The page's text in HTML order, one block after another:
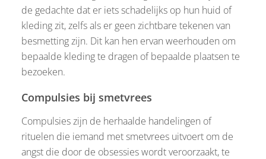
de gedachte dat er iets schadelijks op hun huid of
kleding zit, zelfs als er geen zichtbare tekenen van
besmetting zijn. Dit kan hen ervan weerhouden om
bepaalde kleding te dragen of bepaalde plaatsen te
bezoeken.
Compulsies bij smetvrees
Compulsies zijn de herhaalde handelingen of
rituelen die iemand met smetvrees uitvoert om de
angst die door de obsessies wordt veroorzaakt, te